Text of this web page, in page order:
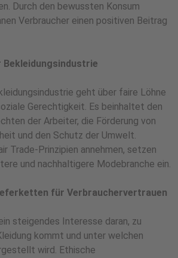
Durch den bewussten Konsum
Verbraucher einen positiven Beitrag
Bekleidungsindustrie
geht über faire Löhne
Gerechtigkeit. Es beinhaltet den
der Arbeiter, die Förderung von
und den Schutz der Umwelt.
Trade-Prinzipien annehmen, setzen
und nachhaltigere Modebranche ein.
für Verbrauchervertrauen
steigendes Interesse daran, zu
kommt und unter welchen
wird. Ethische